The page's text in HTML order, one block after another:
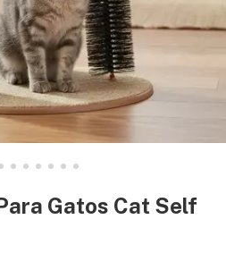
Gatos Cat Self